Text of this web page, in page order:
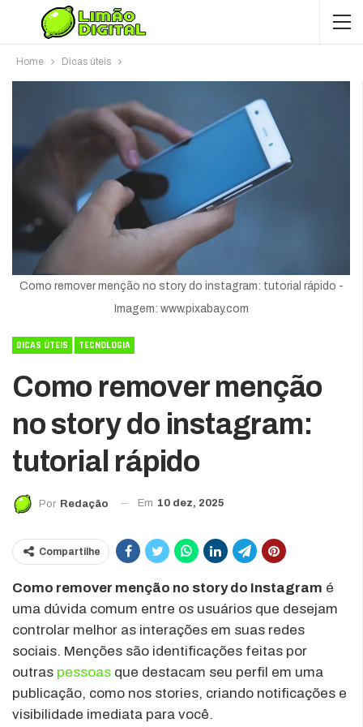
Home Dicas úteis
Como remover menção no story do instagram: tutorial rápido -
Imagem: www.pixabay.com
DICAS ÚTEIS TECNOLOGIA
Como remover menção
no story do instagram:
tutorial rápido
Por Redação Em 10 dez, 2025
Compartilhe
Como remover menção no story do Instagram é
uma dúvida comum entre os usuários que desejam
controlar melhor as interações em suas redes
sociais. Menções são identificações feitas por
outras pessoas que destacam seu perfil em uma
publicação, como nos stories, criando notificações e
visibilidade imediata para você.